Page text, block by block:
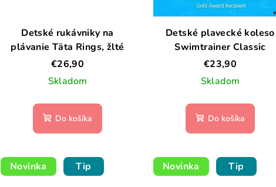
d
v
o
o
v
Detské rukávniky na
plávanie Täta Rings, žlté
€26,90
Skladom
Do košíka
Detské plavecké koleso
Swimtrainer Classic
€23,90
Skladom
Do košíka
Novinka Tip Novinka Tip